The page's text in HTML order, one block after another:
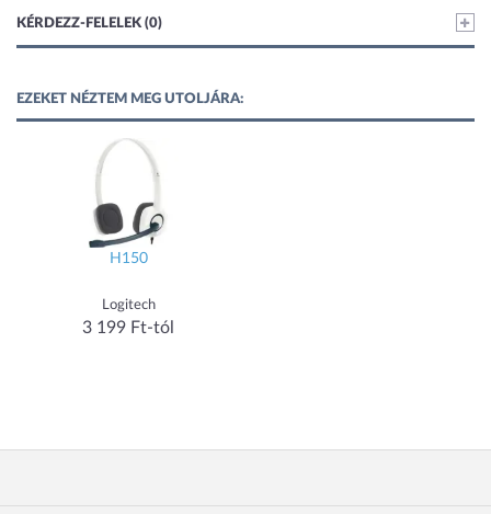
KÉRDEZZ-FELELEK (0)
EZEKET NÉZTEM MEG UTOLJÁRA:
H150
Logitech
3 199 Ft-tól